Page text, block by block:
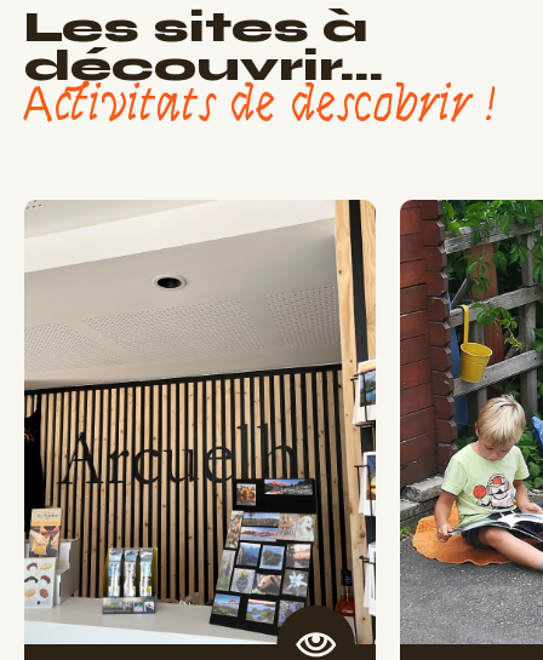
Les sites à
découvrir…
Activitats de descobrir !